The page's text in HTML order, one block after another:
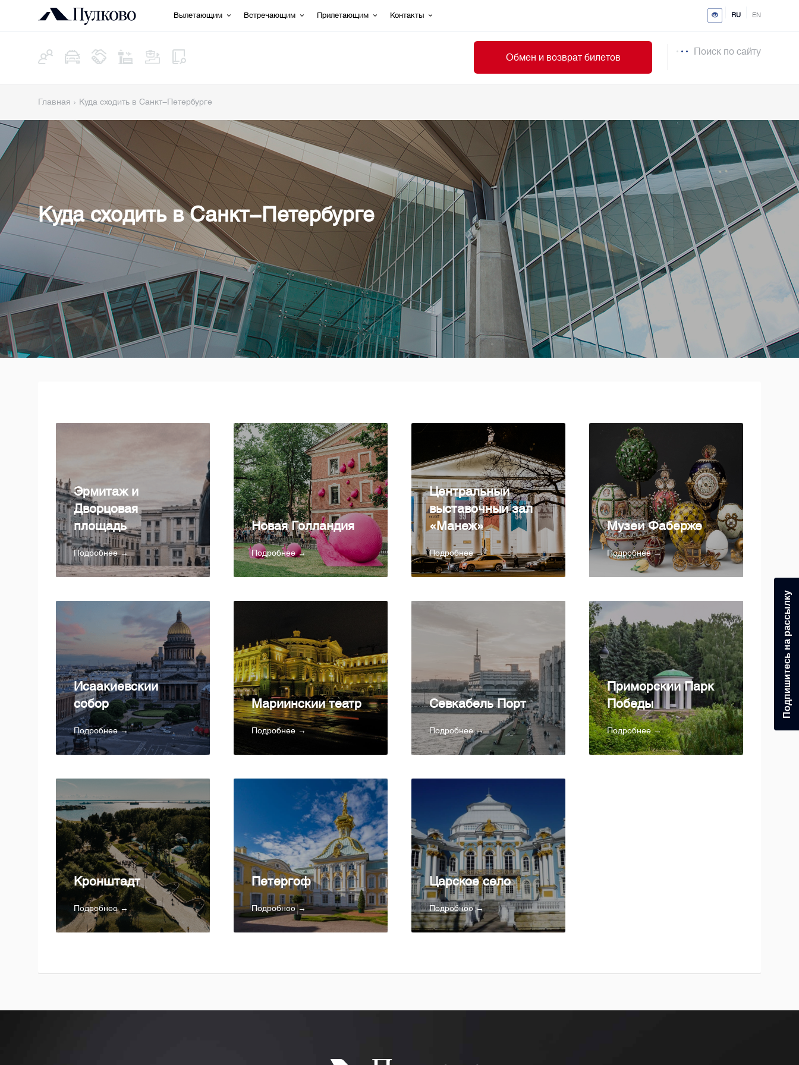
Вылетающим Встречающим Прилетающим Контакты RU EN
Обмен и возврат билетов
Поиск по сайту
Главная Куда сходить в Санкт-Петербурге
Куда сходить в Санкт-Петербурге
Эрмитаж и
Дворцовая
площадь
Подробнее →
Новая Голландия
Подробнее →
Центральный
выставочный зал
«Манеж»
Подробнее →
Музей Фаберже
Подробнее →
Исаакиевский
собор
Подробнее →
Мариинский театр
Подробнее →
Севкабель Порт
Подробнее →
Приморский Парк
Победы
Подробнее →
Кронштадт
Подробнее →
Петергоф
Подробнее →
Царское село
Подробнее →
Подпишитесь на рассылку